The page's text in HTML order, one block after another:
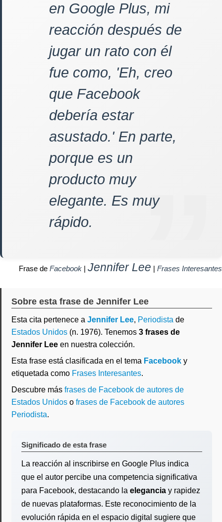
en Google Plus, mi
reacción después de
jugar un rato con él
fue como, 'Eh, creo
que Facebook
debería estar
asustado.' En parte,
porque es un
producto muy
elegante. Es muy
rápido.
Frase de Facebook | Jennifer Lee | Frases Interesantes
Sobre esta frase de Jennifer Lee
Esta cita pertenece a Jennifer Lee, Periodista de
Estados Unidos (n. 1976). Tenemos 3 frases de
Jennifer Lee en nuestra colección.
Esta frase está clasificada en el tema Facebook y
etiquetada como Frases Interesantes.
Descubre más frases de Facebook de autores de
Estados Unidos o frases de Facebook de autores
Periodista.
Significado de esta frase
La reacción al inscribirse en Google Plus indica
que el autor percibe una competencia significativa
para Facebook, destacando la elegancia y rapidez
de nuevas plataformas. Este reconocimiento de la
evolución rápida en el espacio digital sugiere que